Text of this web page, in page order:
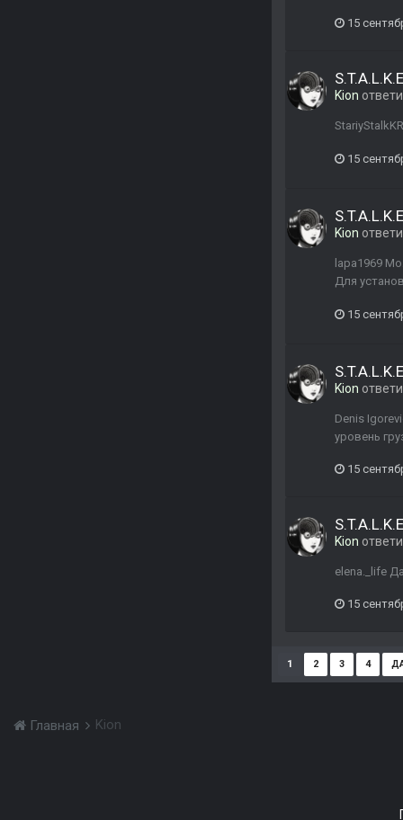
15
Kion
15
Kion
lapa1969
Для
15
Kion
Denis
уровень
15
Kion
elena._life
15
1 2 3 4
Главная Kion